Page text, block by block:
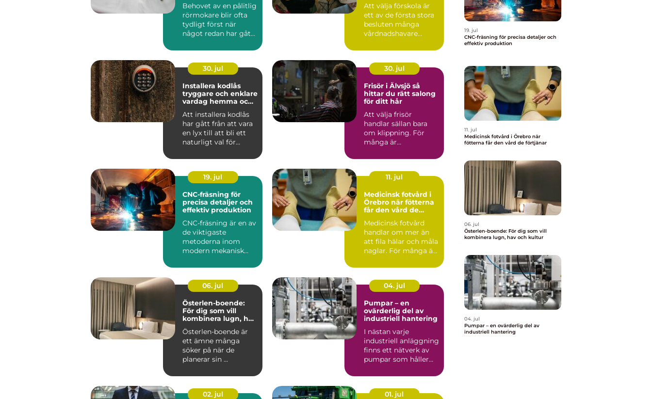
Behovet av en pålitlig
rörmokare blir ofta
tydligt först när
något redan har gått
Att välja förskola är
ett av de första stora
besluten många
vårdnadshavare
finns ...
30. jul
Installera kodlås
tryggare och enklare
vardag hemma och
Att installera kodlås
har gått från att vara
en lyx till att bli ett
naturligt val för
30. jul
Frisör i Älvsjö så
hittar du rätt salong
för ditt hår
Att välja frisör
handlar sällan bara
om klippning. För
många är
i vardagen, et...
19. jul
CNC-fräsning för
precisa detaljer och
effektiv produktion
CNC-fräsning är en av
de viktigaste
metoderna inom
modern mekanisk
anv&aum...
11. jul
Medicinsk fotvård i
Örebro när fötterna
får den vård de
Medicinsk fotvård
handlar om mer än
att fila hälar och måla
naglar. För många är
06. jul
Österlen-boende:
För dig som vill
kombinera lugn, hav
Österlen-boende är
ett ämne många
söker på när de
planerar sin ...
04. jul
Pumpar – en
ovärderlig del av
industriell hantering
I nästan varje
industriell anläggning
finns ett nätverk av
pumpar som håller
02. jul
01. jul
19. jul
CNC-fräsning för precisa detaljer och
effektiv produktion
11. jul
Medicinsk fotvård i Örebro när
fötterna får den vård de förtjänar
06. jul
Österlen-boende: För dig som vill
kombinera lugn, hav och kultur
04. jul
Pumpar – en ovärderlig del av
industriell hantering